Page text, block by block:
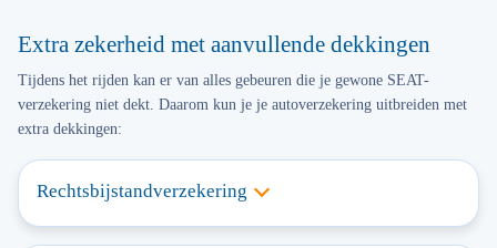
Extra zekerheid met aanvullende dekkingen
Tijdens het rijden kan er van alles gebeuren die je gewone SEAT-
verzekering niet dekt. Daarom kun je je autoverzekering uitbreiden met
extra dekkingen:
Rechtsbijstandverzekering